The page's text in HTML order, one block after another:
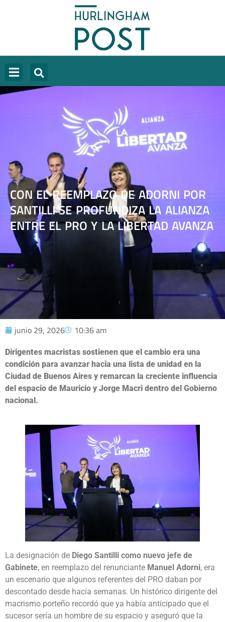
CON EL REEMPLAZO DE ADORNI POR
SANTILLI SE PROFUNDIZA LA ALIANZA
ENTRE EL PRO Y LA LIBERTAD AVANZA
junio 29, 2026 10:36 am
Dirigentes macristas sostienen que el cambio era una
condición para avanzar hacia una lista de unidad en la
Ciudad de Buenos Aires y remarcan la creciente influencia
del espacio de Mauricio y Jorge Macri dentro del Gobierno
nacional.
La designación de Diego Santilli como nuevo jefe de
Gabinete, en reemplazo del renunciante Manuel Adorni, era
un escenario que algunos referentes del PRO daban por
descontado desde hacía semanas. Un histórico dirigente del
macrismo porteño recordó que ya había anticipado que el
sucesor sería un hombre de su espacio y aseguró que la